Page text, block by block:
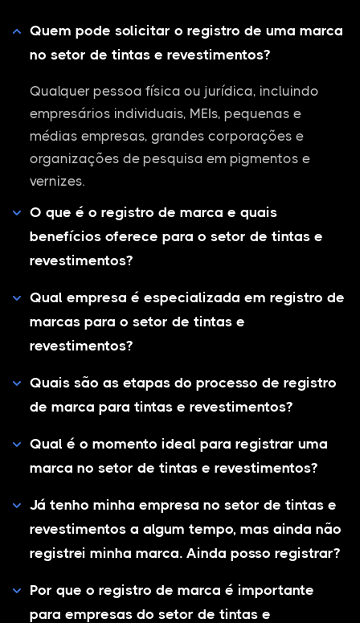
Quem pode solicitar o registro de uma marca
no setor de tintas e revestimentos?
Qualquer pessoa física ou jurídica, incluindo
empresários individuais, MEIs, pequenas e
médias empresas, grandes corporações e
organizações de pesquisa em pigmentos e
vernizes.
O que é o registro de marca e quais
benefícios oferece para o setor de tintas e
revestimentos?
Qual empresa é especializada em registro de
marcas para o setor de tintas e
revestimentos?
Quais são as etapas do processo de registro
de marca para tintas e revestimentos?
Qual é o momento ideal para registrar uma
marca no setor de tintas e revestimentos?
Já tenho minha empresa no setor de tintas e
revestimentos a algum tempo, mas ainda não
registrei minha marca. Ainda posso registrar?
Por que o registro de marca é importante
para empresas do setor de tintas e